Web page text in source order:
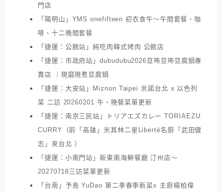
門店
「陽明山」YMS onefifteen 初衣食午～午間套餐、咖
啡、十二晚間套餐
「捷運：公館站」純吃肉韓式烤肉 公館店
「捷運：市政府站」dubudubu2026豆咘豆咘豆腐鍋專
賣店 ｜現磨現煮豆腐鍋
「捷運：大安站」Miznon Taipei 米諾台北 x 以色列
菜 二訪 20260201 午、晚餐菜單更新
「捷運：南京三民站」トリアエズカレー TORIAEZU
CURRY（前「高雄」米其林二星Liberté名廚「武田健
志」來台北 ）
「捷運：小南門站」新東南海鮮餐廳 汀州店～
20270718三訪菜單更新
「台南」予島 YuDao 第二季春季新菜x 主廚楊柏偉